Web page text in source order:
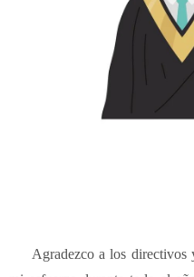
Agradezco a los directivos y